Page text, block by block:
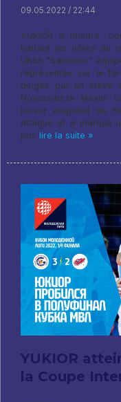
09.05.2022 / 22:44
YUKIOR a montré,
battant les hôtes du
URSS "Samotlor".
représentée sur le
dirigés par un élève
Novossibirsk Maxim
joueur diagonal de
attaque et a marqué
pas lire la suite »
YUKIOR
la Coupe